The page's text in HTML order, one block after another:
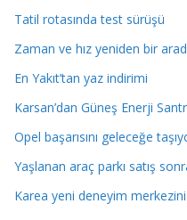
Tatil rotasında test sürüşü
Zaman ve hız yeniden bir
En Yakıt’tan yaz indirimi
Karsan’dan Güneş Enerji
Opel başarısını geleceğe
Yaşlanan araç parkı satış
Karea yeni deneyim merkezini